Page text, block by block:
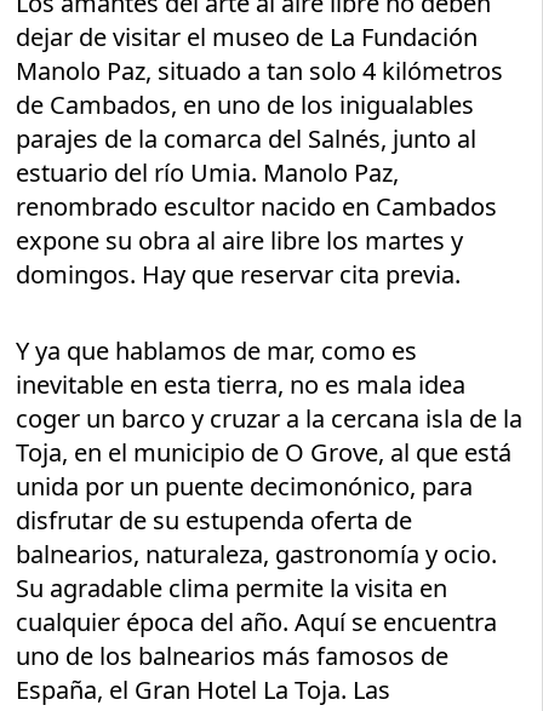
dejar de visitar el museo de La Fundación
Manolo Paz, situado a tan solo 4 kilómetros
de Cambados, en uno de los inigualables
parajes de la comarca del Salnés, junto al
estuario del río Umia. Manolo Paz,
renombrado escultor nacido en Cambados
expone su obra al aire libre los martes y
domingos. Hay que reservar cita previa.
Y ya que hablamos de mar, como es
inevitable en esta tierra, no es mala idea
coger un barco y cruzar a la cercana isla de la
Toja, en el municipio de O Grove, al que está
unida por un puente decimonónico, para
disfrutar de su estupenda oferta de
balnearios, naturaleza, gastronomía y ocio.
Su agradable clima permite la visita en
cualquier época del año. Aquí se encuentra
uno de los balnearios más famosos de
España, el Gran Hotel La Toja. Las